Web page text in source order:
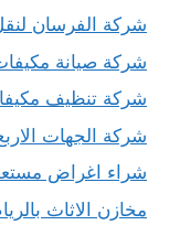
شركة الفرسان
شركة صيانة
شركة تنظيف
شركة الجهات
شراء اغراض
مخازن الاثاث